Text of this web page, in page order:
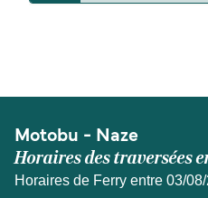
Motobu - Naze
Horaires des traversées
Horaires de Ferry entre 03/